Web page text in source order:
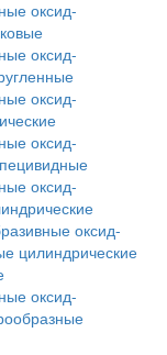
оксид-
оксид-
оксид-
оксид-
оксид-
оксид-
цилиндрические
оксид-